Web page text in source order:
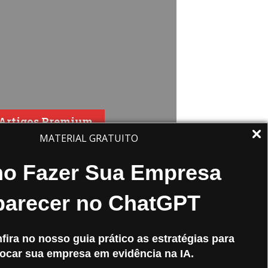
MATERIAL GRATUITO
Fazer Sua Empresa
no ChatGPT
no nosso guia prático as estratégias para
sua empresa em evidência na IA.
Premium
o crescente uso de vídeos nas
de marketing online e com as